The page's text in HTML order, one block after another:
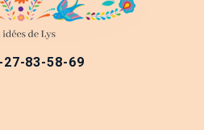
27-83-58-69